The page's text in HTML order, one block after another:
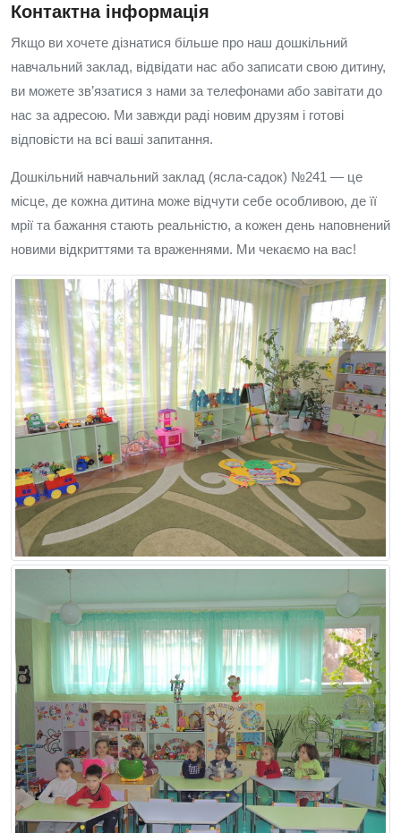
Контактна інформація
Якщо ви хочете дізнатися більше про наш дошкільний
навчальний заклад, відвідати нас або записати свою дитину,
ви можете зв’язатися з нами за телефонами або завітати до
нас за адресою. Ми завжди раді новим друзям і готові
відповісти на всі ваші запитання.
Дошкільний навчальний заклад (ясла-садок) №241 — це
місце, де кожна дитина може відчути себе особливою, де її
мрії та бажання стають реальністю, а кожен день наповнений
новими відкриттями та враженнями. Ми чекаємо на вас!